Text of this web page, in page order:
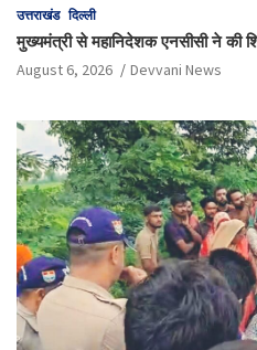
उत्तराखंड दिल्ली
मुख्यमंत्री से महानिदेशक एनसीसी ने की
August 6, 2026 Devvani News